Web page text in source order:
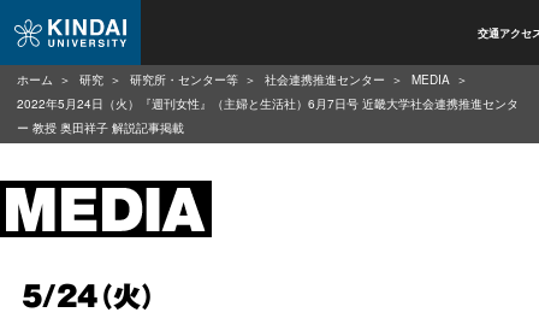
交通アクセ
5/24（火）
ホーム 研究 研究所・センター等 社会連携推進センター
MEDIA
2022年5月24日（火）『週刊女性』（主婦と生活社）6月7日号 近畿大学社会連携推進センタ
ー 教授 奥田祥子 解説記事掲載